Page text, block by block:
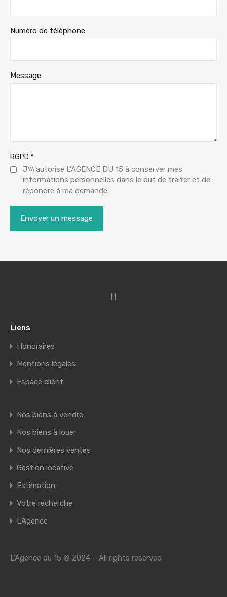
Numéro de téléphone
Message
RGPD *
J\\\'autorise L’AGENCE DU 15 à conserver mes
informations personnelles dans le but de traiter et de
répondre à ma demande.
Liens
Honoraires
Mentions légales
Espace client
Nos biens à vendre
Nos biens à louer
Nos dernières ventes
Gestion locative
Estimation
Votre recherche
L’Agence
L’Agence du 15 © 2024 – All rights reserved